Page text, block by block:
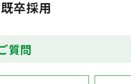
卒採用
質問